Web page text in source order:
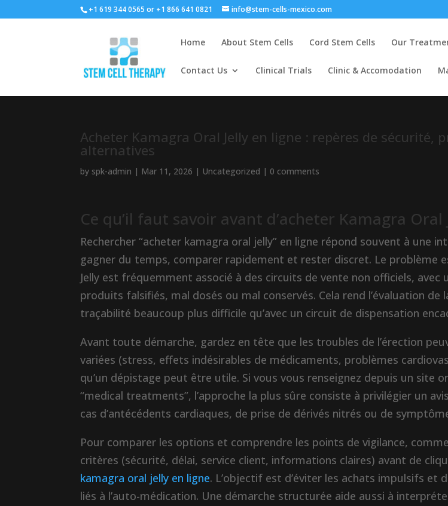
+1 619 344 0565 or +1 866 641 0821 info@stem-cells-mexico.com
Home About Stem Cells Cord Stem Cells Our
Contact Us Clinical Trials Clinic & Accomodation
Acheter Kamagra Oral Jelly en ligne : repères de sécurité,
alternatives
by spk-admin | Mar 11, 2026 | Uncategorized | 0 comments
Ce qu’il faut savoir avant d’acheter Kamagra Oral
Rechercher “acheter kamagra oral jelly” en ligne répond souvent à une
gagner du temps, comparer rapidement et rester discret. Le problème
Jelly est fréquemment associé à des circuits de vente non officiels, avec
produits falsifiés, mal dosés ou mal conservés. Cela rend l’évaluation de
traçabilité beaucoup plus difficile qu’avec un circuit de dispensation
Avant toute démarche, gardez en tête que les troubles de l’érection
variées (stress, effets indésirables de médicaments, problèmes
qu’un dépistage peut être utile. Si vous vous renseignez depuis un site
“medical treatments”, l’approche la plus sûre consiste à privilégier un
cas d’antécédents cardiaques, de prise de dérivés nitrés ou de
Pour comparer les options et comprendre les points de vigilance,
critères (sécurité, délai, service client, informations claires) avant de
kamagra oral jelly en ligne. L’objectif est d’éviter les achats impulsifs et
liés à l’auto-médication. Une démarche structurée aide aussi à